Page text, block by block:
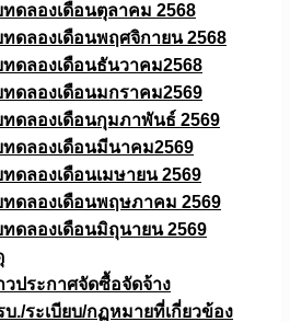
ทดลองเดือนตุลาคม 2568
ทดลองเดือนพฤศจิกายน 2568
ทดลองเดือนธันวาคม2568
ทดลองเดือนมกราคม2569
ทดลองเดือนกุมภาพันธ์ 2569
ทดลองเดือนมีนาคม2569
ทดลองเดือนเมษายน 2569
ทดลองเดือนพฤษภาคม 2569
ทดลองเดือนมิถุนายน 2569
วประกาศจัดซื้อจัดจ้าง
บ./ระเบียบ/กฏหมายที่เกี่ยวข้อง